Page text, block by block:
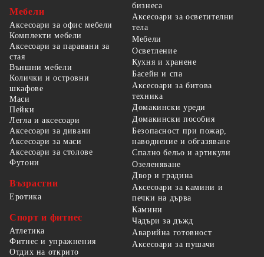
Мебели
Аксесоари за офис мебели
Комплекти мебели
Аксесоари за паравани за
стая
Външни мебели
Колички и островни
шкафове
Маси
Пейки
Легла и аксесоари
Аксесоари за дивани
Аксесоари за маси
Аксесоари за столове
Футони
Възрастни
Еротика
Спорт и фитнес
Атлетика
Фитнес и упражнения
Отдих на открито
бизнеса
Аксесоари за осветителни
тела
Мебели
Осветление
Кухня и хранене
Басейн и спа
Аксесоари за битова
техника
Домакински уреди
Домакински пособия
Безопасност при пожар,
наводнение и обгазяване
Спално бельо и артикули
Озеленяване
Двор и градина
Аксесоари за камини и
печки на дърва
Камини
Чадъри за дъжд
Аварийна готовност
Аксесоари за пушачи